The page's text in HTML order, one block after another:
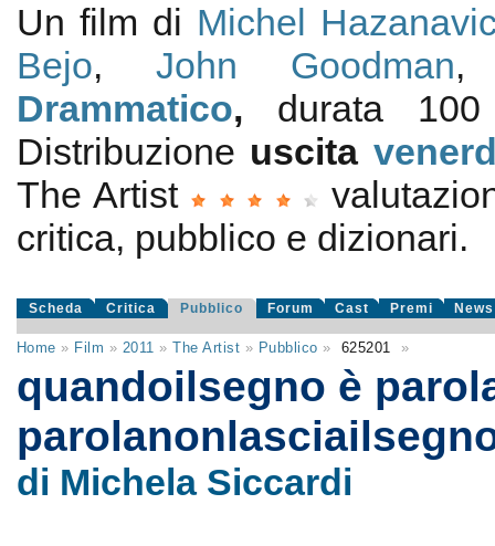
Un film di Michel
Bejo, John Goodman
Drammatico, durata
Distribuzione uscita
The Artist
critica, pubblico e dizionari.
Scheda Critica Pubblico Forum Cast Premi News
Home » Film » 2011 »The Artist » Pubblico » 625201 »
quandoilsegno è
di Michela Siccardi